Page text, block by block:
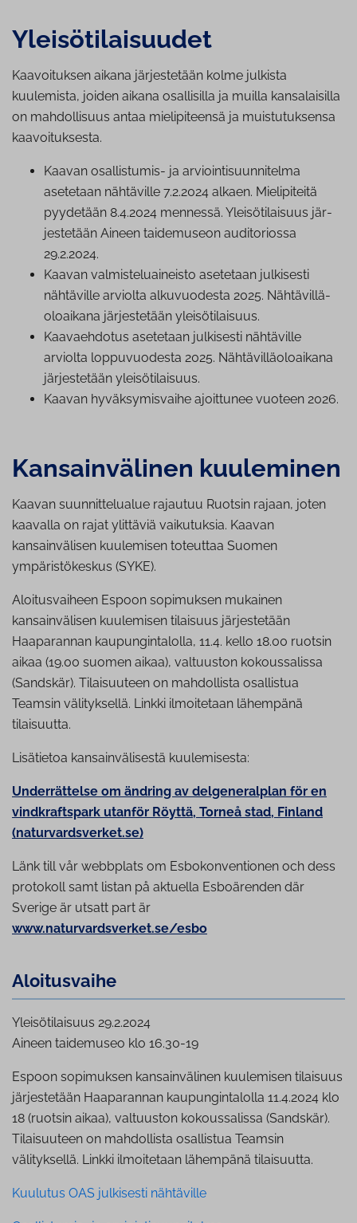
Ylei­sö­ti­lai­suu­det
Kaavoituksen aikana järjestetään kolme julkista
kuulemista, joiden aikana osallisilla ja muilla kansalaisilla
on mahdollisuus antaa mielipiteensä ja muistutuksensa
kaavoituksesta.
Kaavan osal­lis­tu­mis- ja ar­vioin­ti­suun­ni­tel­ma
asetetaan nähtäville 7.2.2024 alkaen. Mie­li­pi­tei­tä
pyydetään 8.4.2024 mennessä. Ylei­sö­ti­lai­suus jär­
jes­te­tään Aineen taidemuseon au­di­to­rios­sa
29.2.2024.
Kaavan val­mis­te­luai­neis­to asetetaan julkisesti
nähtäville arviolta al­ku­vuo­des­ta 2025. Näh­tä­vil­lä­
oloai­ka­na jär­jes­te­tään ylei­sö­ti­lai­suus.
Kaa­vaeh­do­tus asetetaan julkisesti nähtäville
arviolta lop­pu­vuo­des­ta 2025. Näh­tä­vil­lä­oloai­ka­na
jär­jes­te­tään ylei­sö­ti­lai­suus.
Kaavan hy­väk­sy­mis­vai­he ajoittunee vuoteen 2026.
Kan­sain­vä­li­nen kuuleminen
Kaavan suunnittelualue rajautuu Ruotsin rajaan, joten
kaavalla on rajat ylittäviä vaikutuksia. Kaavan
kansainvälisen kuulemisen toteuttaa Suomen
ympäristökeskus (SYKE).
Aloitusvaiheen Espoon sopimuksen mukainen
kansainvälisen kuulemisen tilaisuus järjestetään
Haaparannan kaupungintalolla, 11.4. kello 18.00 ruotsin
aikaa (19.00 suomen aikaa), valtuuston kokoussalissa
(Sandskär). Tilaisuuteen on mahdollista osallistua
Teamsin välityksellä. Linkki ilmoitetaan lähempänä
tilaisuutta.
Lisätietoa kansainvälisestä kuulemisesta:
Underrättelse om ändring av delgeneralplan för en
vindkraftspark utanför Röyttä, Torneå stad, Finland
(naturvardsverket.se)
Länk till vår webbplats om Esbokonventionen och dess
protokoll samt listan på aktuella Esboärenden där
Sverige är utsatt part är
www.naturvardsverket.se/esbo
Aloi­tus­vai­he
Yleisötilaisuus 29.2.2024
Aineen taidemuseo klo 16.30-19
Espoon sopimuksen kansainvälinen kuulemisen tilaisuus
järjestetään Haaparannan kaupungintalolla 11.4.2024 klo
18 (ruotsin aikaa), valtuuston kokoussalissa (Sandskär).
Tilaisuuteen on mahdollista osallistua Teamsin
välityksellä. Linkki ilmoitetaan lähempänä tilaisuutta.
Kuulutus OAS julkisesti nähtäville